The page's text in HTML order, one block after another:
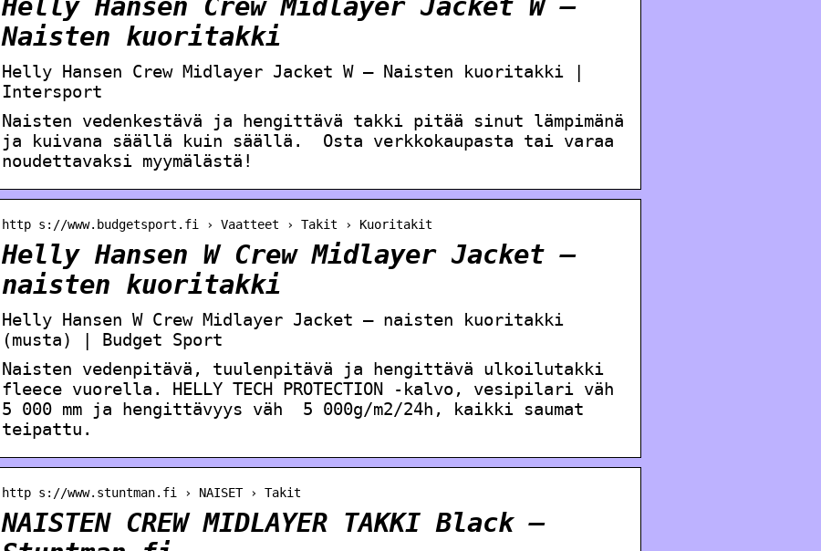
Helly Hansen Crew Midlayer Jacket W –
Naisten kuoritakki
Helly Hansen Crew Midlayer Jacket W – Naisten kuoritakki |
Intersport
Naisten vedenkestävä ja hengittävä takki pitää sinut lämpimänä
ja kuivana säällä kuin säällä. Osta verkkokaupasta tai varaa
noudettavaksi myymälästä!
http s://www.budgetsport.fi › Vaatteet › Takit › Kuoritakit
Helly Hansen W Crew Midlayer Jacket –
naisten kuoritakki
Helly Hansen W Crew Midlayer Jacket – naisten kuoritakki
(musta) | Budget Sport
Naisten vedenpitävä, tuulenpitävä ja hengittävä ulkoilutakki
fleece vuorella. HELLY TECH PROTECTION -kalvo, vesipilari väh
5 000 mm ja hengittävyys väh 5 000g/m2/24h, kaikki saumat
teipattu.
http s://www.stuntman.fi › NAISET › Takit
NAISTEN CREW MIDLAYER TAKKI Black –